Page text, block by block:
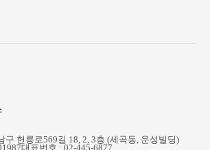
구 헌릉로569길 18, 2, 3층 (세곡동, 운성빌딩)
대표번호 : 02-445-6877